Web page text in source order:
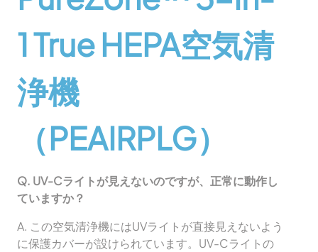
1 True HEPA空気清
浄機
（PEAIRPLG）
Q. UV-Cライトが見えないのですが、正常に動作し
ていますか？
A. この空気清浄機にはUVライトが直接見えないよう
に保護カバーが設けられています。UV-Cライトの